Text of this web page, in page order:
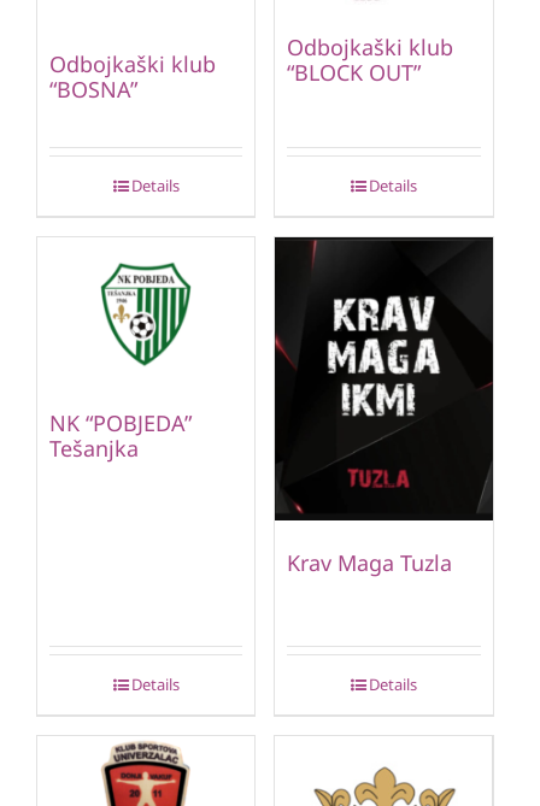
Odbojkaški klub
“BOSNA”
Details
Odbojkaški klub
“BLOCK OUT”
Details
NK “POBJEDA”
Tešanjka
Details
Krav Maga Tuzla
Details